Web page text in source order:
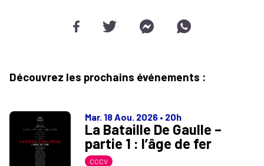
Découvrez les prochains événements :
Mar. 18 Aou. 2026 • 20h
La Bataille De Gaulle –
partie 1 : l’âge de fer
CCCV